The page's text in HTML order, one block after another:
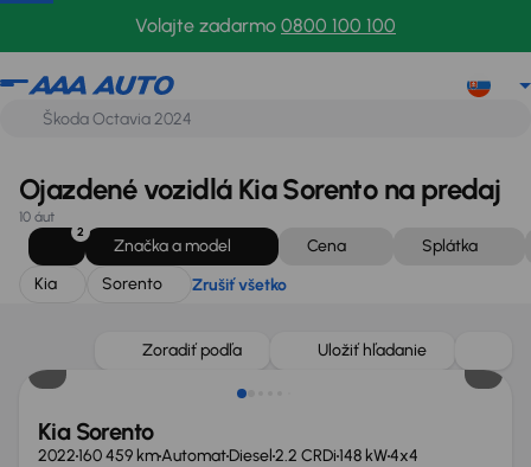
Volajte zadarmo 0800 100 100
Kia
Ojazdené vozidlá Kia Sorento na predaj
10 áut
2
Značka a model Cena
Splátka
Kia
Sorento Zrušiť všetko
Zoradiť podľa Uložiť hľadanie
Zlacnené o 500 €
Kia Sorento
2022160 459 kmAutomatDiesel2.2 CRDi148 kW4x4